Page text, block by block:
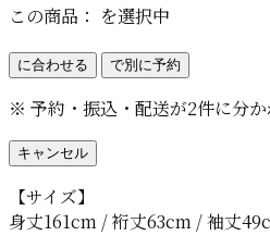
この商品： を選択中
に合わせる で別に予約
※ 予約・振込・配送が2件に分
キャンセル
【サイズ】
身丈161cm / 裄丈63cm / 袖丈